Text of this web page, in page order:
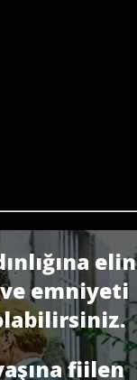
emniyeti
fiilen